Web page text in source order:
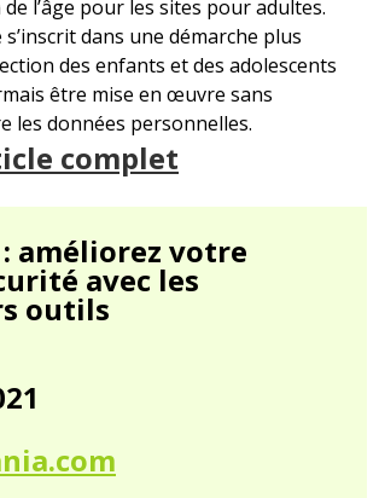
l’âge pour les sites pour adultes.
dans une démarche plus
des enfants et des adolescents
être mise en œuvre sans
les données personnelles.
complet
: améliorez votre
avec les
outils